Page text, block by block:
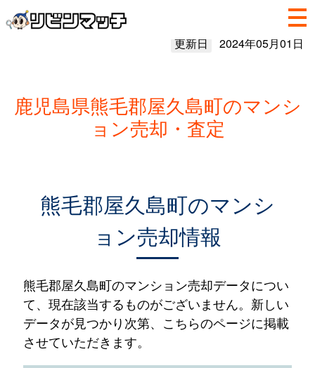
更新日 2024年05月01日
鹿児島県熊毛郡屋久島町のマンシ
ョン売却・査定
熊毛郡屋久島町のマンシ
ョン売却情報
熊毛郡屋久島町のマンション売却データについ
て、現在該当するものがございません。新しい
データが見つかり次第、こちらのページに掲載
させていただきます。